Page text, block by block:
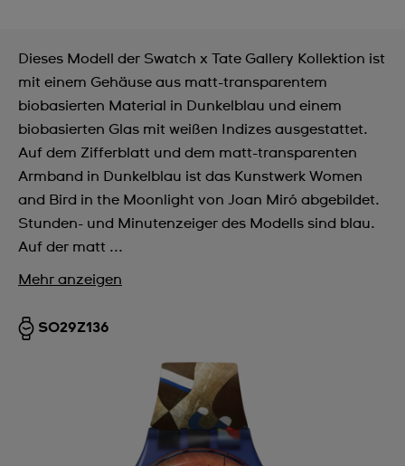
Dieses Modell der Swatch x Tate Gallery Kollektion ist
mit einem Gehäuse aus matt-transparentem
biobasierten Material in Dunkelblau und einem
biobasierten Glas mit weißen Indizes ausgestattet.
Auf dem Zifferblatt und dem matt-transparenten
Armband in Dunkelblau ist das Kunstwerk Women
and Bird in the Moonlight von Joan Miró abgebildet.
Stunden- und Minutenzeiger des Modells sind blau.
Auf der matt ...
Mehr anzeigen
SO29Z136